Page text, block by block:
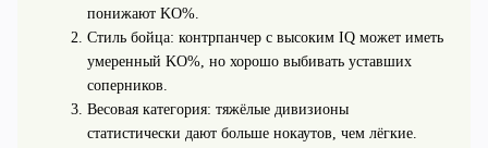
понижают KO%.
Стиль бойца: контрпанчер с высоким IQ может иметь
умеренный KO%, но хорошо выбивать уставших
соперников.
Весовая категория: тяжёлые дивизионы
статистически дают больше нокаутов, чем лёгкие.